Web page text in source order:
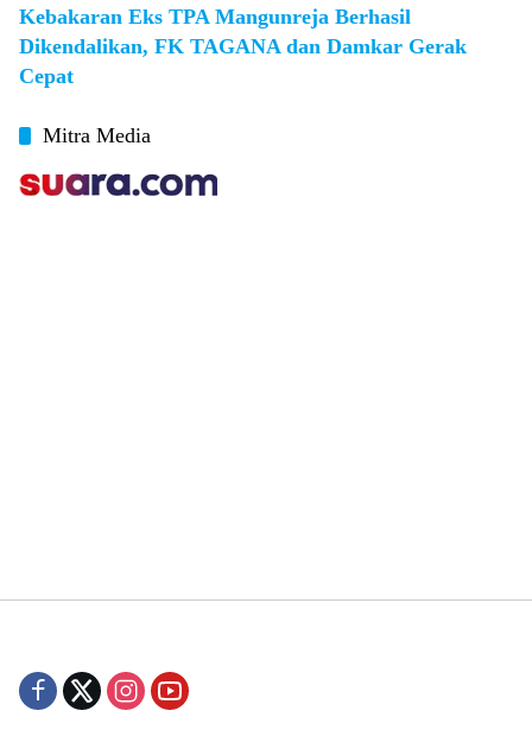
Kebakaran Eks TPA Mangunreja Berhasil
Dikendalikan, FK TAGANA dan Damkar Gerak
Cepat
Mitra Media